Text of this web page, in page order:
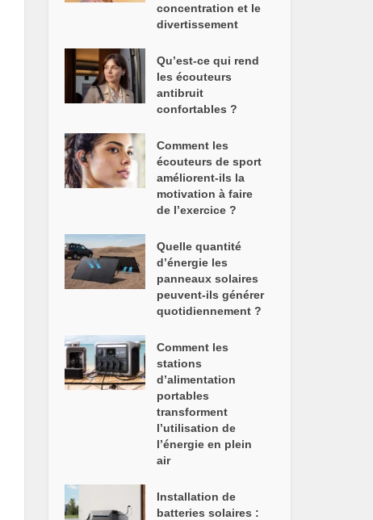
concentration et le
divertissement
Qu’est-ce qui rend
les écouteurs
antibruit
confortables ?
Comment les
écouteurs de sport
améliorent-ils la
motivation à faire
de l’exercice ?
Quelle quantité
d’énergie les
panneaux solaires
peuvent-ils générer
quotidiennement ?
Comment les
stations
d’alimentation
portables
transforment
l’utilisation de
l’énergie en plein
air
Installation de
batteries solaires :